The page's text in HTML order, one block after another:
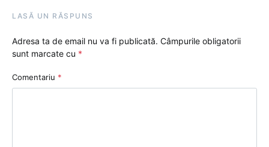
LASĂ UN RĂSPUNS
Adresa ta de email nu va fi publicată. Câmpurile obligatorii
sunt marcate cu *
Comentariu *